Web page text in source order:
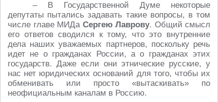
– В Государственной Думе некоторые
депутаты пытались задавать такие вопросы, в том
числе главе МИДа Сергею Лаврову. Общий смысл
его ответов сводился к тому, что это внутренние
дела наших уважаемых партнеров, поскольку речь
идет не о гражданах России, а о гражданах этих
государств. Даже если они этнические русские, у
нас нет юридических оснований для того, чтобы их
обменивать или просто «вытаскивать» по
неофициальным каналам в Россию.